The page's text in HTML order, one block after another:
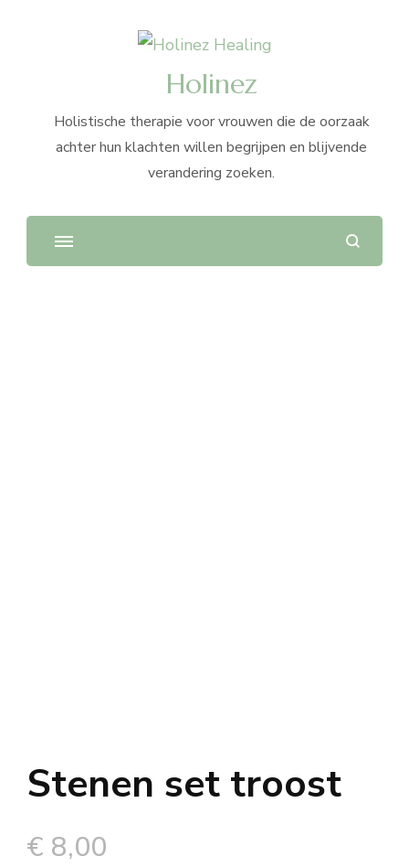
Holinez
Holistische therapie voor vrouwen die de oorzaak
achter hun klachten willen begrijpen en blijvende
verandering zoeken.
Stenen set troost
€ 8,00